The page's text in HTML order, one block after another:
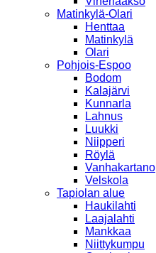
Matinkylä-Olari
Henttaa
Matinkylä
Olari
Pohjois-Espoo
Bodom
Kalajärvi
Kunnarla
Lahnus
Luukki
Niipperi
Röylä
Vanhakartano
Velskola
Tapiolan alue
Haukilahti
Laajalahti
Mankkaa
Niittykumpu